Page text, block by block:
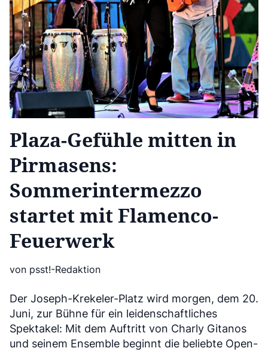
Plaza-Gefühle mitten in
Pirmasens:
Sommerintermezzo
startet mit Flamenco-
Feuerwerk
von psst!-Redaktion
Der Joseph-Krekeler-Platz wird morgen, dem 20.
Juni, zur Bühne für ein leidenschaftliches
Spektakel: Mit dem Auftritt von Charly Gitanos
und seinem Ensemble beginnt die beliebte Open-